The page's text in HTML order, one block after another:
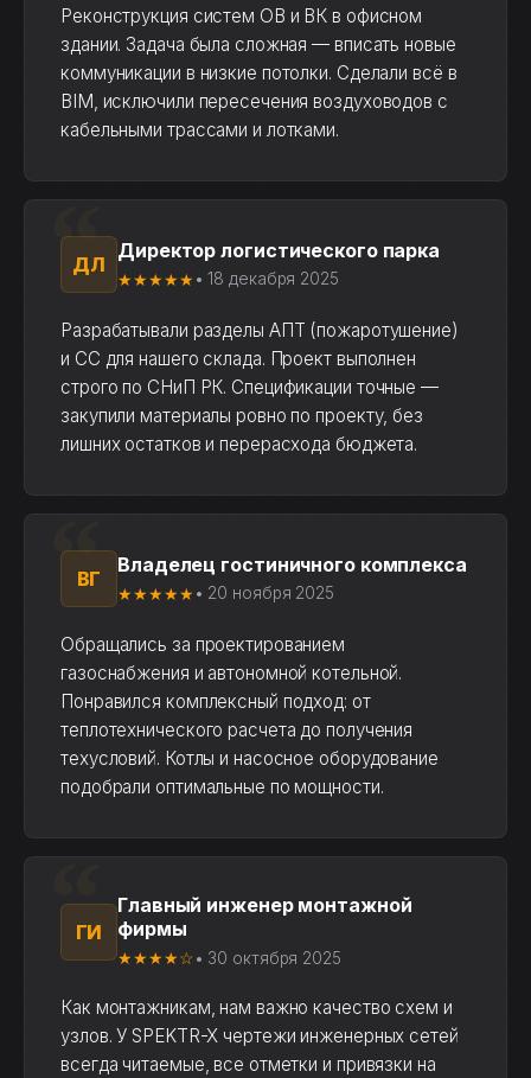
Реконструкция систем ОВ и ВК в офисном
здании. Задача была сложная — вписать новые
коммуникации в низкие потолки. Сделали всё в
BIM, исключили пересечения воздуховодов с
кабельными трассами и лотками.
ДЛ
Директор логистического парка
★★★★★ • 18 декабря 2025
Разрабатывали разделы АПТ (пожаротушение)
и СС для нашего склада. Проект выполнен
строго по СНиП РК. Спецификации точные —
закупили материалы ровно по проекту, без
лишних остатков и перерасхода бюджета.
ВГ
Владелец гостиничного комплекса
★★★★★ • 20 ноября 2025
Обращались за проектированием
газоснабжения и автономной котельной.
Понравился комплексный подход: от
теплотехнического расчета до получения
техусловий. Котлы и насосное оборудование
подобрали оптимальные по мощности.
ГИ
Главный инженер монтажной
фирмы
★★★★☆ • 30 октября 2025
Как монтажникам, нам важно качество схем и
узлов. У SPEKTR-X чертежи инженерных сетей
всегда читаемые, все отметки и привязки на